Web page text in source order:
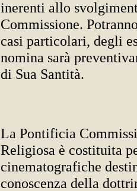
inerenti allo
Commissione.
casi particolari, degli
nomina sarà
di Sua Santità.
La Pontificia
Religiosa è costituita
cinematografiche
conoscenza della